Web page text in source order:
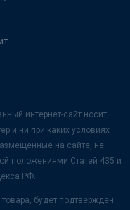
интернет-сайт носит
и ни при каких условиях
на сайте, не
положениями Статей 435 и
РФ.
будет подтвержден